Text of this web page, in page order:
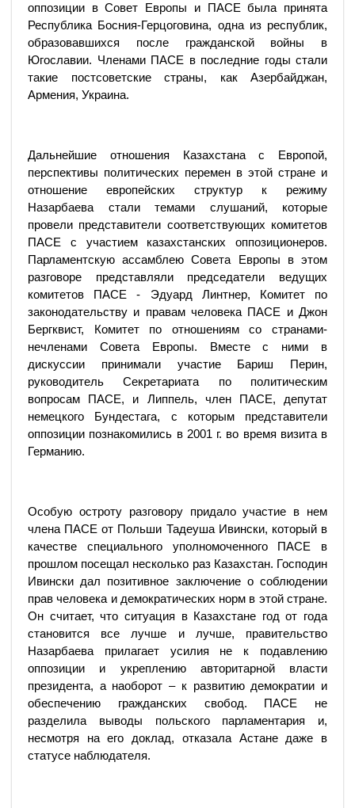
оппозиции в Совет Европы и ПАСЕ была принята
Республика Босния-Герцоговина, одна из республик,
образовавшихся после гражданской войны в
Югославии. Членами ПАСЕ в последние годы стали
такие постсоветские страны, как Азербайджан,
Армения, Украина.
Дальнейшие отношения Казахстана с Европой,
перспективы политических перемен в этой стране и
отношение европейских структур к режиму
Назарбаева стали темами слушаний, которые
провели представители соответствующих комитетов
ПАСЕ с участием казахстанских оппозиционеров.
Парламентскую ассамблею Совета Европы в этом
разговоре представляли председатели ведущих
комитетов ПАСЕ - Эдуард Линтнер, Комитет по
законодательству и правам человека ПАСЕ и Джон
Бергквист, Комитет по отношениям со странами-
нечленами Совета Европы. Вместе с ними в
дискуссии принимали участие Бариш Перин,
руководитель Секретариата по политическим
вопросам ПАСЕ, и Липпель, член ПАСЕ, депутат
немецкого Бундестага, с которым представители
оппозиции познакомились в 2001 г. во время визита в
Германию.
Особую остроту разговору придало участие в нем
члена ПАСЕ от Польши Тадеуша Ивински, который в
качестве специального уполномоченного ПАСЕ в
прошлом посещал несколько раз Казахстан. Господин
Ивински дал позитивное заключение о соблюдении
прав человека и демократических норм в этой стране.
Он считает, что ситуация в Казахстане год от года
становится все лучше и лучше, правительство
Назарбаева прилагает усилия не к подавлению
оппозиции и укреплению авторитарной власти
президента, а наоборот – к развитию демократии и
обеспечению гражданских свобод. ПАСЕ не
разделила выводы польского парламентария и,
несмотря на его доклад, отказала Астане даже в
статусе наблюдателя.